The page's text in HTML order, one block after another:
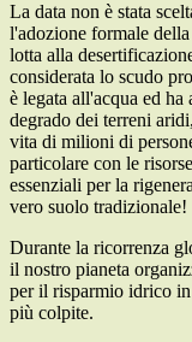
La data non è stata
l'adozione formale
lotta alla
considerata lo scudo
è legata all'acqua ed ha
degrado dei terreni
vita di milioni di
particolare con le
essenziali per la
vero suolo tradizionale!
Durante la ricorrenza
il nostro pianeta
per il risparmio idrico
più colpite.